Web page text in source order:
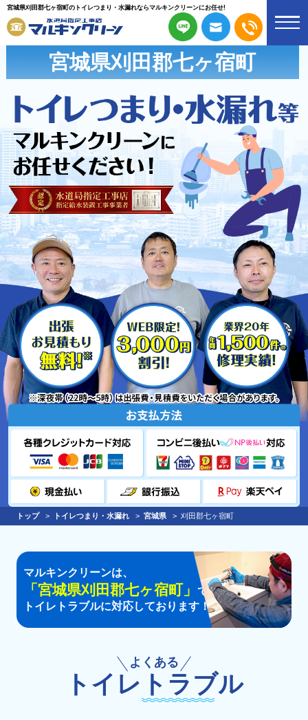
宮城県刈田郡七ヶ宿町のトイレつまり・水漏れならマルキンクリーンにお任せ!
宮城県刈田郡七ヶ宿町
トップ トイレつまり・水漏れ 宮城県 刈田郡七ヶ宿町
マルキンクリーンは、
「宮城県刈田郡七ヶ宿町」での
トイレトラブルに対応しております！
よくある
トイレ トラブル